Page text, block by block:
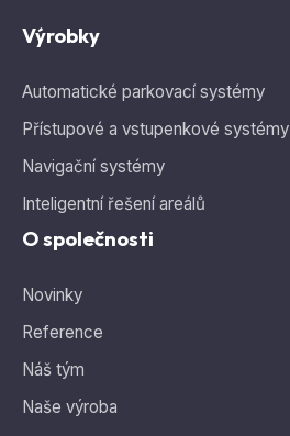
Výrobky
Automatické parkovací systémy
Přístupové a vstupenkové systémy
Navigační systémy
Inteligentní řešení areálů
O společnosti
Novinky
Reference
Náš tým
Naše výroba